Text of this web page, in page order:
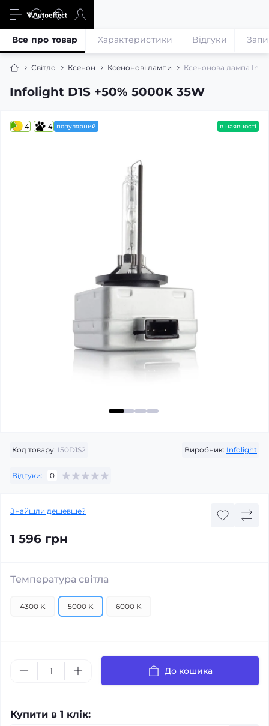
Світло Ксенон Ксенонові лампи Ксенонова лампа
Infolight D1S +50% 5000K 35W
Все про товар Характеристики Відгуки
4 4 популярний в наявності
Код товару: I50D1S2 Виробник: Infolight
Відгуки: 0
Знайшли дешевше?
1 596 грн
Температура світла
4300 K 5000 K 6000 K
До кошика
Купити в 1 клік: